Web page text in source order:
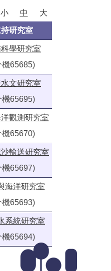
小 中 大
持研究室
學研究室
機65685)
文研究室
機65695)
觀測研究室
機65670)
輸送研究室
機65697)
海洋研究室
機65693)
系統研究室
機65694)